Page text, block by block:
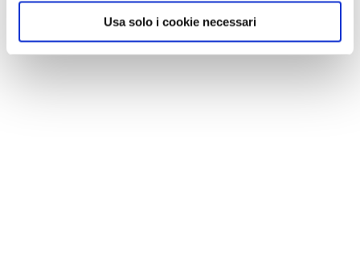
Usa solo i cookie necessari